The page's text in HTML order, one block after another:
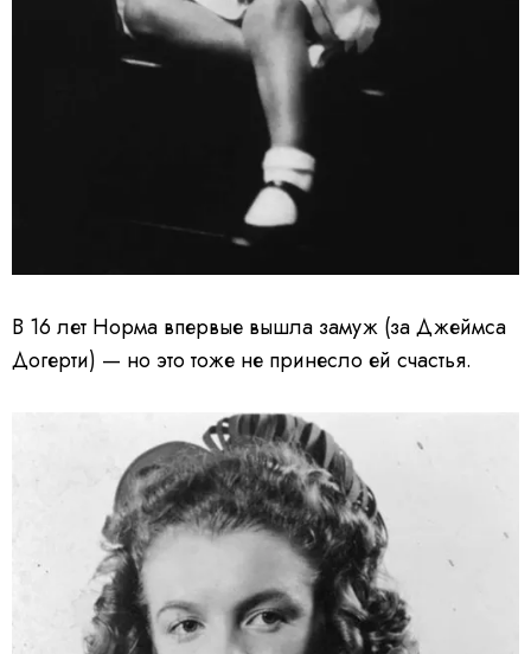
В 16 лет Норма впервые вышла замуж (за Джеймса
Догерти) — но это тоже не принесло ей счастья.